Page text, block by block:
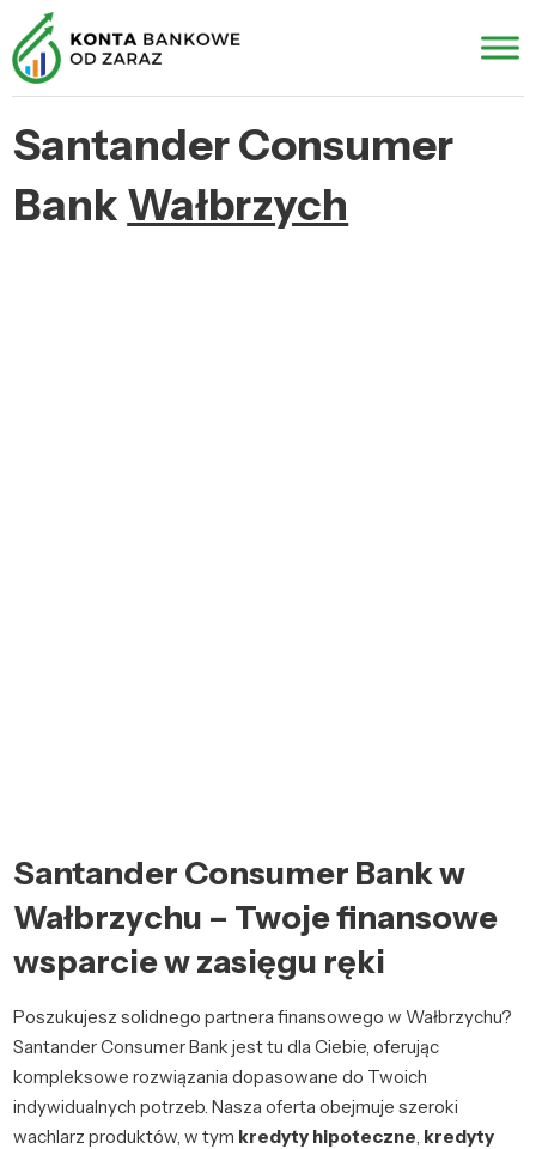
Santander Consumer
Bank Wałbrzych
Santander Consumer Bank w
Wałbrzychu – Twoje finansowe
wsparcie w zasięgu ręki
Poszukujesz solidnego partnera finansowego w Wałbrzychu?
Santander Consumer Bank jest tu dla Ciebie, oferując
kompleksowe rozwiązania dopasowane do Twoich
indywidualnych potrzeb. Nasza oferta obejmuje szeroki
wachlarz produktów, w tym kredyty hipoteczne, kredyty